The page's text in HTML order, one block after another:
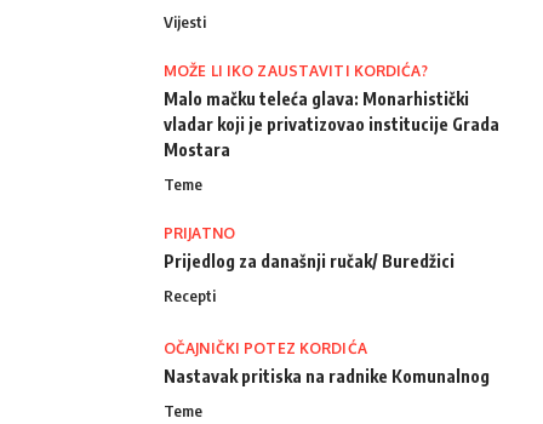
Vijesti
MOŽE LI IKO ZAUSTAVITI KORDIĆA?
Malo mačku teleća glava: Monarhistički
vladar koji je privatizovao institucije Grada
Mostara
Teme
PRIJATNO
Prijedlog za današnji ručak/ Buredžici
Recepti
OČAJNIČKI POTEZ KORDIĆA
Nastavak pritiska na radnike Komunalnog
Teme